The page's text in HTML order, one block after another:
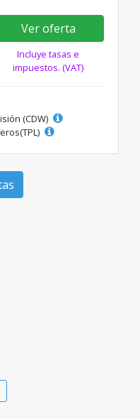
Ver oferta
Incluye tasas e
impuestos. (VAT)
(CDW)